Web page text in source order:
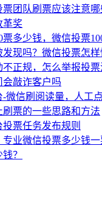
票团队刷票应该注意哪
革奖
票多少钱，微信投票
现吗？微信投票怎样
不正规，怎么举报投
敲诈客户吗
-微信刷阅读量，人工
票的一些思路和方法
票任务发布规则
专业微信投票多少钱
？